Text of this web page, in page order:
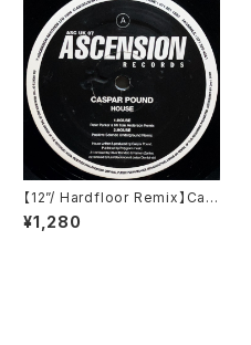
【12”/ Hardfloor Remix】Cas
par Pound / House (Ascen
sion Records) (ASC UK 07)
¥1,280